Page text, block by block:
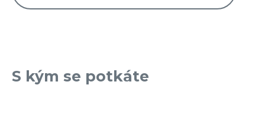
S kým se potkáte